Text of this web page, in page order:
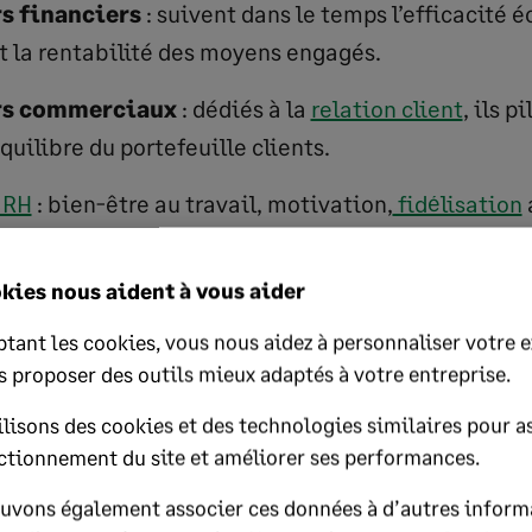
financiers: suivent dans le temps l’efficacité
la rentabilité des moyens engagés.
commerciaux : dédiés à la relation client, ils
du portefeuille clients.
: bien-être au travail, motivation, fidélisation
social.
réputation : ils analysent la valeur de la marque
publics externes.
: ils valident que l’entreprise se soucie
terme.
ce guide :
nous aident à vous aider
les cookies, vous nous aidez à personnaliser votre
proposer des outils mieux adaptés à votre entreprise.
des cookies et des technologies similaires pour
du site et améliorer ses performances.
également associer ces données à d’autres